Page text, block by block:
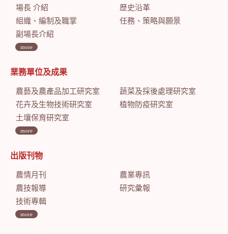
場長 介紹
歷史沿革
組織、編制及職掌
任務、策略與願景
副場長介紹
more
業務單位及成果
農藝及農產品加工研究室
蔬菜及採後處理研究室
花卉及生物技術研究室
植物防疫研究室
土壤保育研究室
more
出版刊物
農情月刊
農業專訊
農技報導
研究彙報
技術專輯
more